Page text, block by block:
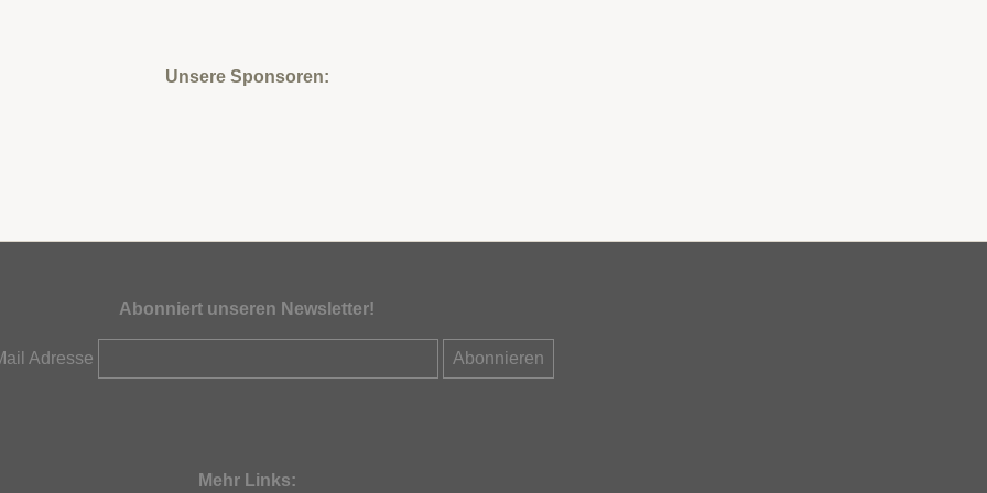
Unsere Sponsoren:
Abonniert unseren Newsletter!
Adresse
Mehr Links: